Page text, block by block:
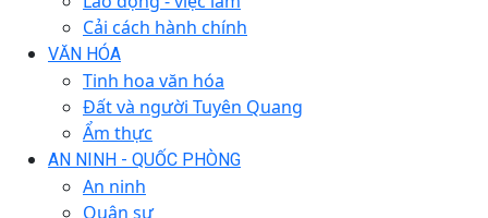
Cải cách hành chính
VĂN HÓA
Tinh hoa văn hóa
Đất và người Tuyên Quang
Ẩm thực
AN NINH - QUỐC PHÒNG
An ninh
Quân sự